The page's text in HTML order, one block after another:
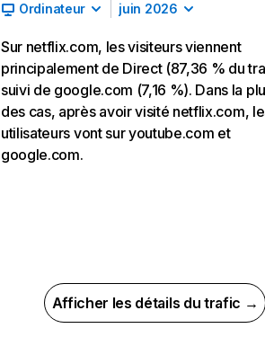
Ordinateur juin 2026
Sur netflix.com, les visiteurs viennent
principalement de Direct (87,36 % du
suivi de google.com (7,16 %). Dans la
des cas, après avoir visité netflix.com,
utilisateurs vont sur youtube.com et
google.com.
Afficher les détails du trafic →